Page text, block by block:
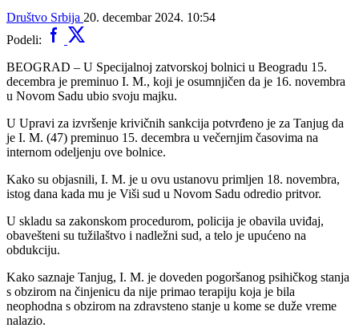
Društvo Srbija 20. decembar 2024. 10:54
Podeli:
BEOGRAD – U Specijalnoj zatvorskoj bolnici u Beogradu 15.
decembra je preminuo I. M., koji je osumnjičen da je 16. novembra
u Novom Sadu ubio svoju majku.
U Upravi za izvršenje krivičnih sankcija potvrđeno je za Tanjug da
je I. M. (47) preminuo 15. decembra u večernjim časovima na
internom odeljenju ove bolnice.
Kako su objasnili, I. M. je u ovu ustanovu primljen 18. novembra,
istog dana kada mu je Viši sud u Novom Sadu odredio pritvor.
U skladu sa zakonskom procedurom, policija je obavila uviđaj,
obavešteni su tužilaštvo i nadležni sud, a telo je upućeno na
obdukciju.
Kako saznaje Tanjug, I. M. je doveden pogoršanog psihičkog stanja
s obzirom na činjenicu da nije primao terapiju koja je bila
neophodna s obzirom na zdravsteno stanje u kome se duže vreme
nalazio.